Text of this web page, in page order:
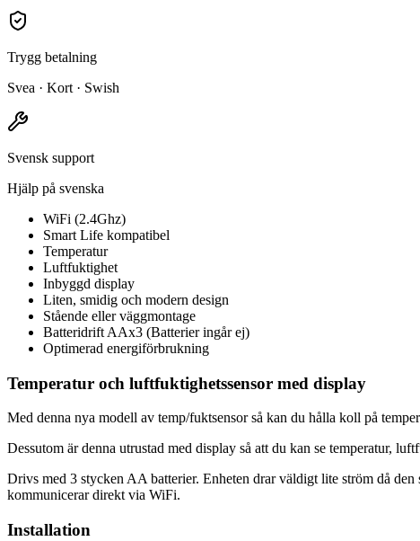
Trygg betalning
Svea · Kort · Swish
Svensk support
Hjälp på svenska
WiFi (2.4Ghz)
Smart Life kompatibel
Temperatur
Luftfuktighet
Inbyggd display
Liten, smidig och modern design
Stående eller väggmontage
Batteridrift AAx3 (Batterier ingår ej)
Optimerad energiförbrukning
Temperatur och luftfuktighetssensor med display
Med denna nya modell av temp/fuktsensor så kan du hålla koll på
Dessutom är denna utrustad med display så att du kan se temperatur,
Drivs med 3 stycken AA batterier. Enheten drar väldigt lite ström då
kommunicerar direkt via WiFi.
Installation